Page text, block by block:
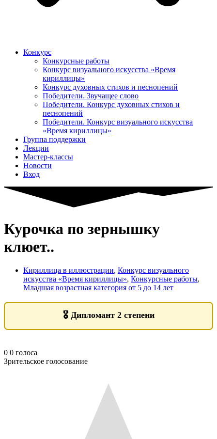
Конкурс
Конкурсные работы
Конкурс визуального искусства «Время
кириллицы»
Конкурс духовных стихов и песнопений
Победители. Звучащее слово
Победители. Конкурс духовных стихов и
песнопений
Победители. Конкурс визуального искусства
«Время кириллицы»
Группа поддержки
Лекции
Мастер-классы
Новости
Вход
Курочка по зернышку
клюет..
Кириллица в иллюстрации, Конкурс визуального
искусства «Время кириллицы», Конкурсные работы,
Младшая возрастная категория от 5 до 14 лет
🎖️ Дипломант 2 степени
0 0 голоса
Зрительское голосование